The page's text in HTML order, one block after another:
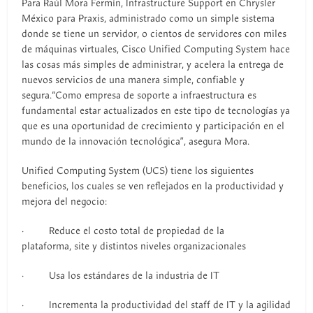
Para Raúl Mora Fermín, Infrastructure Support en Chrysler
México para Praxis, administrado como un simple sistema
donde se tiene un servidor, o cientos de servidores con miles
de máquinas virtuales, Cisco Unified Computing System hace
las cosas más simples de administrar, y acelera la entrega de
nuevos servicios de una manera simple, confiable y
segura.“Como empresa de soporte a infraestructura es
fundamental estar actualizados en este tipo de tecnologías ya
que es una oportunidad de crecimiento y participación en el
mundo de la innovación tecnológica”, asegura Mora.
Unified Computing System (UCS) tiene los siguientes
beneficios, los cuales se ven reflejados en la productividad y
mejora del negocio:
· Reduce el costo total de propiedad de la
plataforma, site y distintos niveles organizacionales
· Usa los estándares de la industria de IT
· Incrementa la productividad del staff de IT y la agilidad